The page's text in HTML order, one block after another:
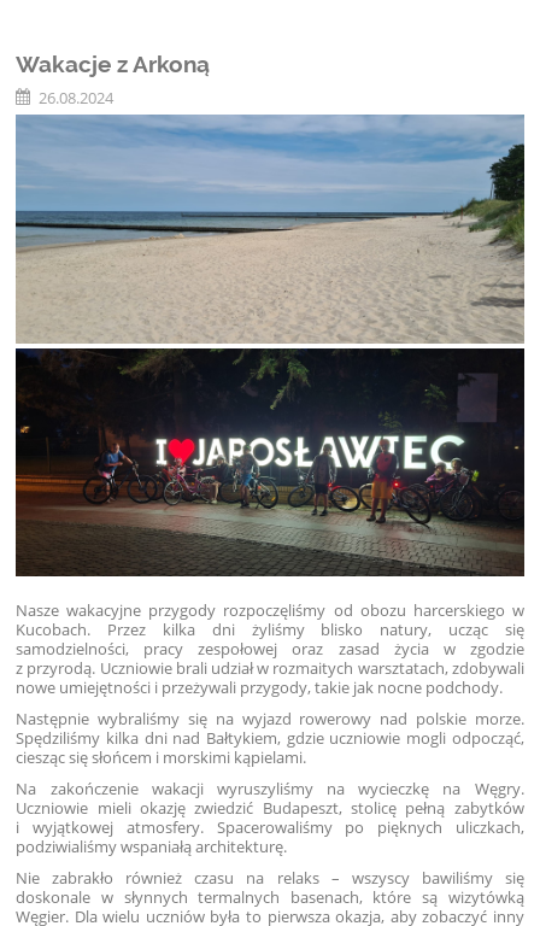
Wakacje z Arkoną
26.08.2024
Nasze wakacyjne przygody rozpoczęliśmy od obozu harcerskiego w
Kucobach. Przez kilka dni żyliśmy blisko natury, ucząc się
samodzielności, pracy zespołowej oraz zasad życia w zgodzie
z przyrodą. Uczniowie brali udział w rozmaitych warsztatach, zdobywali
nowe umiejętności i przeżywali przygody, takie jak nocne podchody.
Następnie wybraliśmy się na wyjazd rowerowy nad polskie morze.
Spędziliśmy kilka dni nad Bałtykiem, gdzie uczniowie mogli odpocząć,
ciesząc się słońcem i morskimi kąpielami.
Na zakończenie wakacji wyruszyliśmy na wycieczkę na Węgry.
Uczniowie mieli okazję zwiedzić Budapeszt, stolicę pełną zabytków
i wyjątkowej atmosfery. Spacerowaliśmy po pięknych uliczkach,
podziwialiśmy wspaniałą architekturę.
Nie zabrakło również czasu na relaks – wszyscy bawiliśmy się
doskonale w słynnych termalnych basenach, które są wizytówką
Węgier. Dla wielu uczniów była to pierwsza okazja, aby zobaczyć inny